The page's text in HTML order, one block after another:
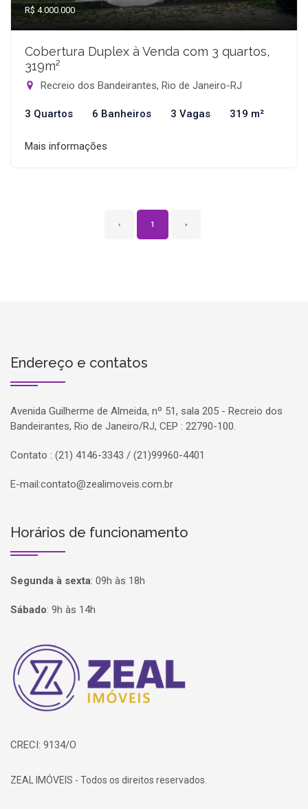
R$ 4.000.000
Cobertura Duplex à Venda com 3 quartos,
319m²
Recreio dos Bandeirantes, Rio de Janeiro-RJ
3 Quartos 6 Banheiros 3 Vagas 319 m²
Mais informações
‹ 1 ›
Endereço e contatos
Avenida Guilherme de Almeida, nº 51, sala 205 - Recreio dos
Bandeirantes, Rio de Janeiro/RJ, CEP : 22790-100.
Contato : (21) 4146-3343 / (21)99960-4401
E-mail:contato@zealimoveis.com.br
Horários de funcionamento
Segunda à sexta: 09h às 18h
Sábado: 9h às 14h
Página inicial
CRECI: 9134/O
ZEAL IMÓVEIS - Todos os direitos reservados.